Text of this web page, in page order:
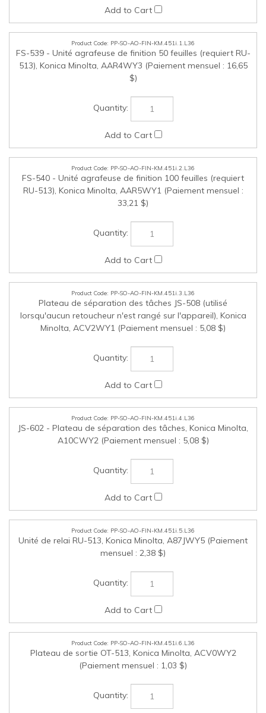
PP-SO-AO-FIN-KM.451i.2.L36
FS-540 - Unité agrafeuse de finition 100 feuilles (requiert
RU-513), Konica Minolta, AAR5WY1 (Paiement mensuel :
33,21 $)
lorsqu'aucun retoucheur n'est rangé sur l'appareil), Konica
Minolta, ACV2WY1 (Paiement mensuel : 5,08 $)
JS-602 - Plateau de séparation des tâches, Konica Minolta,
A10CWY2 (Paiement mensuel : 5,08 $)
Unité de relai RU-513, Konica Minolta, A87JWY5 (Paiement
mensuel : 2,38 $)
PP-SO-AO-FIN-KM.451i.6.L36
Plateau de sortie OT-513, Konica Minolta, ACV0WY2
Konica Minolta, A8C6WY2 (Paiement mensuel : 11,64 $)
PP-SO-AO-FIN-KM.451i.8.L36
ZU- 609 - Unité repliable en Z (pour module de finition FS-